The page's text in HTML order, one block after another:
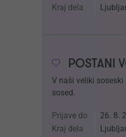
Kraj dela
POSTANI
V naši veliki
sosed.
Prijave do 26. 8.
Kraj dela